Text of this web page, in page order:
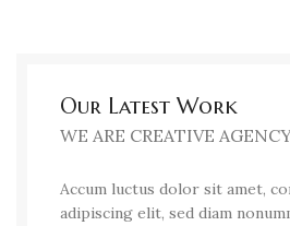
Our Latest Work
WE ARE CREATIVE
Accum luctus dolor sit amet,
adipiscing elit, sed diam